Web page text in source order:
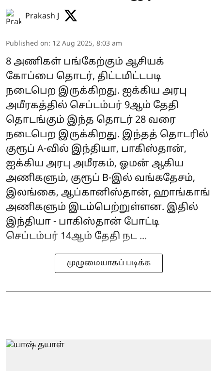
Prakash J
Published on: 12 Aug 2025, 8:03 am
8 அணிகள் பங்கேற்கும் ஆசியக்
கோப்பை தொடர், திட்டமிட்டபடி
நடைபெற இருக்கிறது. ஐக்கிய அரபு
அமீரகத்தில் செப்டம்பர் 9ஆம் தேதி
தொடங்கும் இந்த தொடர் 28 வரை
நடைபெற இருக்கிறது. இந்தத் தொடரில்
குரூப் A-வில் இந்தியா, பாகிஸ்தான்,
ஐக்கிய அரபு அமீரகம், ஓமன் ஆகிய
அணிகளும், குரூப் B-இல் வங்கதேசம்,
இலங்கை, ஆப்கானிஸ்தான், ஹாங்காங்
அணிகளும் இடம்பெற்றுள்ளன. இதில்
இந்தியா - பாகிஸ்தான் போட்டி
செப்டம்பர் 14ஆம் தேதி நட ...
முழுமையாகப் படிக்க